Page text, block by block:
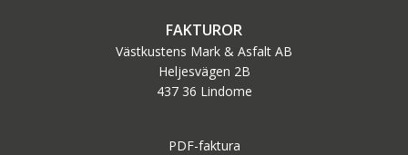
FAKTUROR
Västkustens Mark & Asfalt AB
Heljesvägen 2B
437 36 Lindome
PDF-faktura